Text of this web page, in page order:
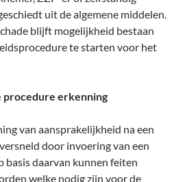
uit de algemene middelen.
blijft mogelijkheid bestaan
te starten voor het
procedure erkenning
van aansprakelijkheid na een
door invoering van een
basis daarvan kunnen feiten
welke nodig zijn voor de